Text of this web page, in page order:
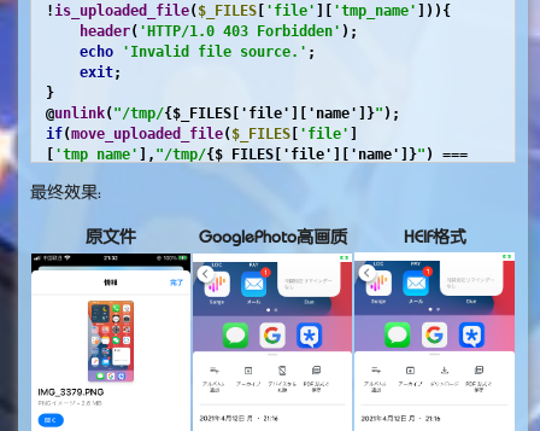
! is_uploaded_file($_FILES[ 'file' ][ 'tmp_name' ])){
header( 'HTTP/1.0 403 Forbidden' );
echo
'Invalid file source.' ;
exit;
}
@unlink("/tmp/{$_FILES['file']['name']}"
if(move_uploaded_file($_FILES[ 'file' ]
[ 'tmp_name' ], "/tmp/{$_FILES['file']['name']}"
) ===
header
exit;
}
= strtotime($_POST['time'
$exiftime = 'Y:m:d H:i:s',$time
);
"/opt/Image-ExifTool-12.23/exiftool -
alldates='$exiftime ' /tmp/{$_FILES['file']
['name']} "
rename("/tmp/
{$_FILES['file']
['name']}
['name']}
最终效果：
原文件 GooglePhoto高画质 HEIF格式